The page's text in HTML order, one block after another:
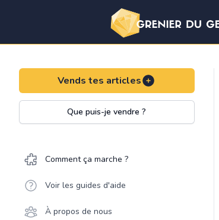
Vends tes articles
Que puis-je vendre ?
Comment ça marche ?
Voir les guides d'aide
À propos de nous